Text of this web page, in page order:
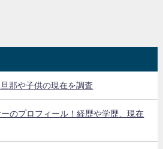
那や子供の現在を調査
のプロフィール！経歴や学歴、現在